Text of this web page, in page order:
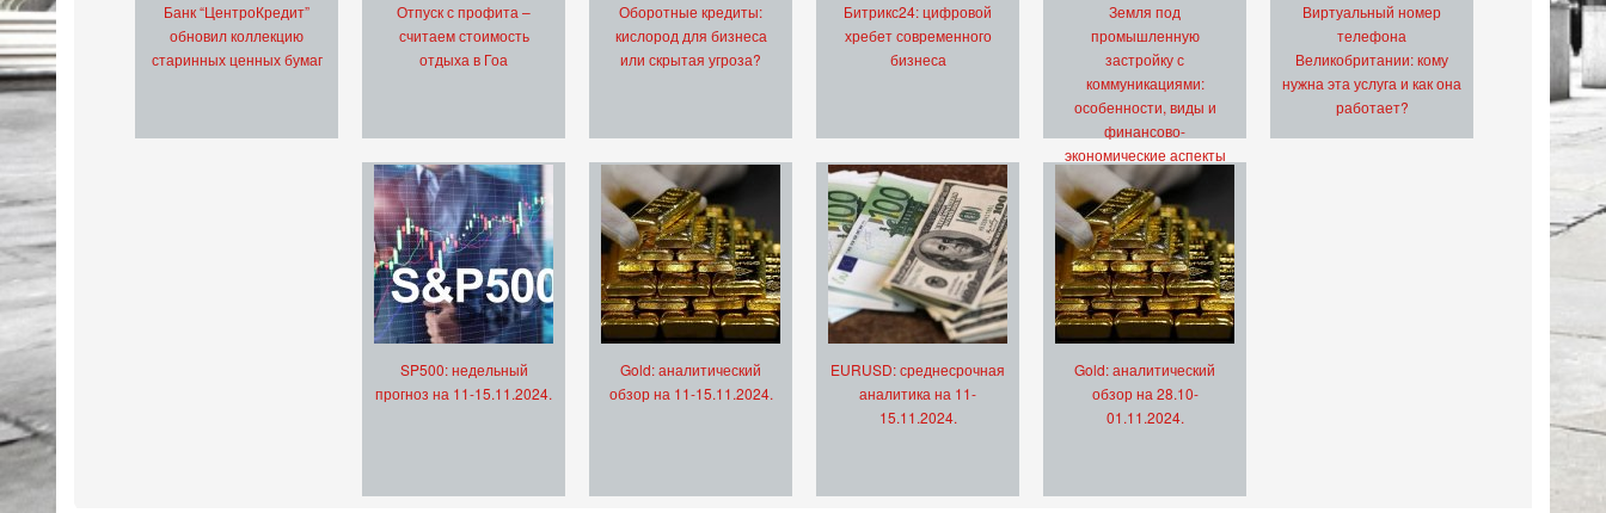
Банк “ЦентроКредит”
обновил коллекцию
старинных ценных бумаг
Отпуск с профита –
считаем стоимость
отдыха в Гоа
Оборотные кредиты:
кислород для бизнеса
или скрытая угроза?
Битрикс24: цифровой
хребет современного
бизнеса
Земля под
промышленную
застройку с
коммуникациями:
особенности, виды и
финансово-
экономические аспекты
Виртуальный номер
телефона
Великобритании: кому
нужна эта услуга и как она
работает?
SP500: недельный
прогноз на 11-15.11.2024.
Gold: аналитический
обзор на 11-15.11.2024.
EURUSD: среднесрочная
аналитика на 11-
15.11.2024.
Gold: аналитический
обзор на 28.10-
01.11.2024.